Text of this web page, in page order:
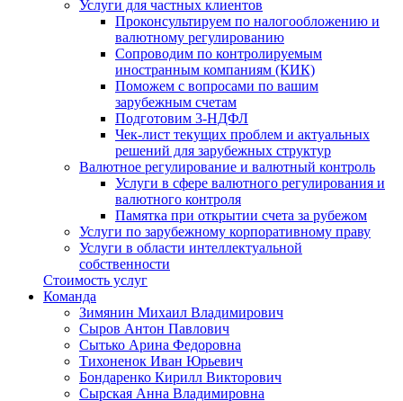
Услуги для частных клиентов
Проконсультируем по налогообложению и
валютному регулированию
Сопроводим по контролируемым
иностранным компаниям (КИК)
Поможем с вопросами по вашим
зарубежным счетам
Подготовим 3-НДФЛ
Чек-лист текущих проблем и актуальных
решений для зарубежных структур
Валютное регулирование и валютный контроль
Услуги в сфере валютного регулирования и
валютного контроля
Памятка при открытии счета за рубежом
Услуги по зарубежному корпоративному праву
Услуги в области интеллектуальной
собственности
Стоимость услуг
Команда
Зимянин Михаил Владимирович
Сыров Антон Павлович
Сытько Арина Федоровна
Тихоненок Иван Юрьевич
Бондаренко Кирилл Викторович
Сырская Анна Владимировна